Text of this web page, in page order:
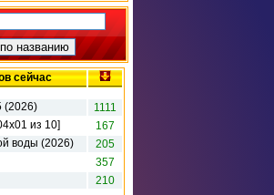
сейчас
(2026)
1111
из 10]
167
воды (2026)
205
357
210